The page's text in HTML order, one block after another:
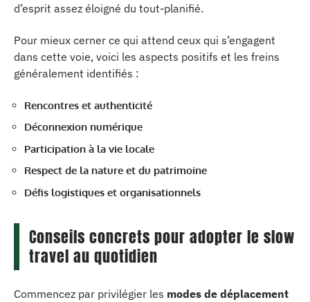
d’esprit assez éloigné du tout-planifié.
Pour mieux cerner ce qui attend ceux qui s’engagent
dans cette voie, voici les aspects positifs et les freins
généralement identifiés :
Rencontres et authenticité
Déconnexion numérique
Participation à la vie locale
Respect de la nature et du patrimoine
Défis logistiques et organisationnels
Conseils concrets pour adopter le slow
travel au quotidien
Commencez par privilégier les modes de déplacement